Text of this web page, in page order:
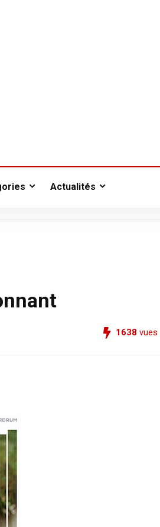
Actualités
1638 vues